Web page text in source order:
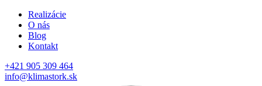
Realizácie
O nás
Blog
Kontakt
+421 905 309 464
info@klimastork.sk